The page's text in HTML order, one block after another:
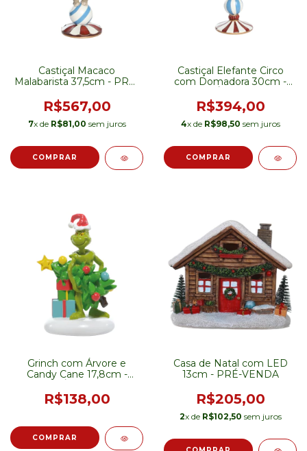
Castiçal Macaco
Malabarista 37,5cm - PRÉ-
R$567,00
7x de R$81,00 sem juros
Castiçal Elefante Circo
com Domadora 30cm -
R$394,00
4x de R$98,50 sem juros
Grinch com Árvore e
Candy Cane 17,8cm -
R$138,00
Casa de Natal com LED
13cm - PRÉ-VENDA
R$205,00
2x de R$102,50 sem juros